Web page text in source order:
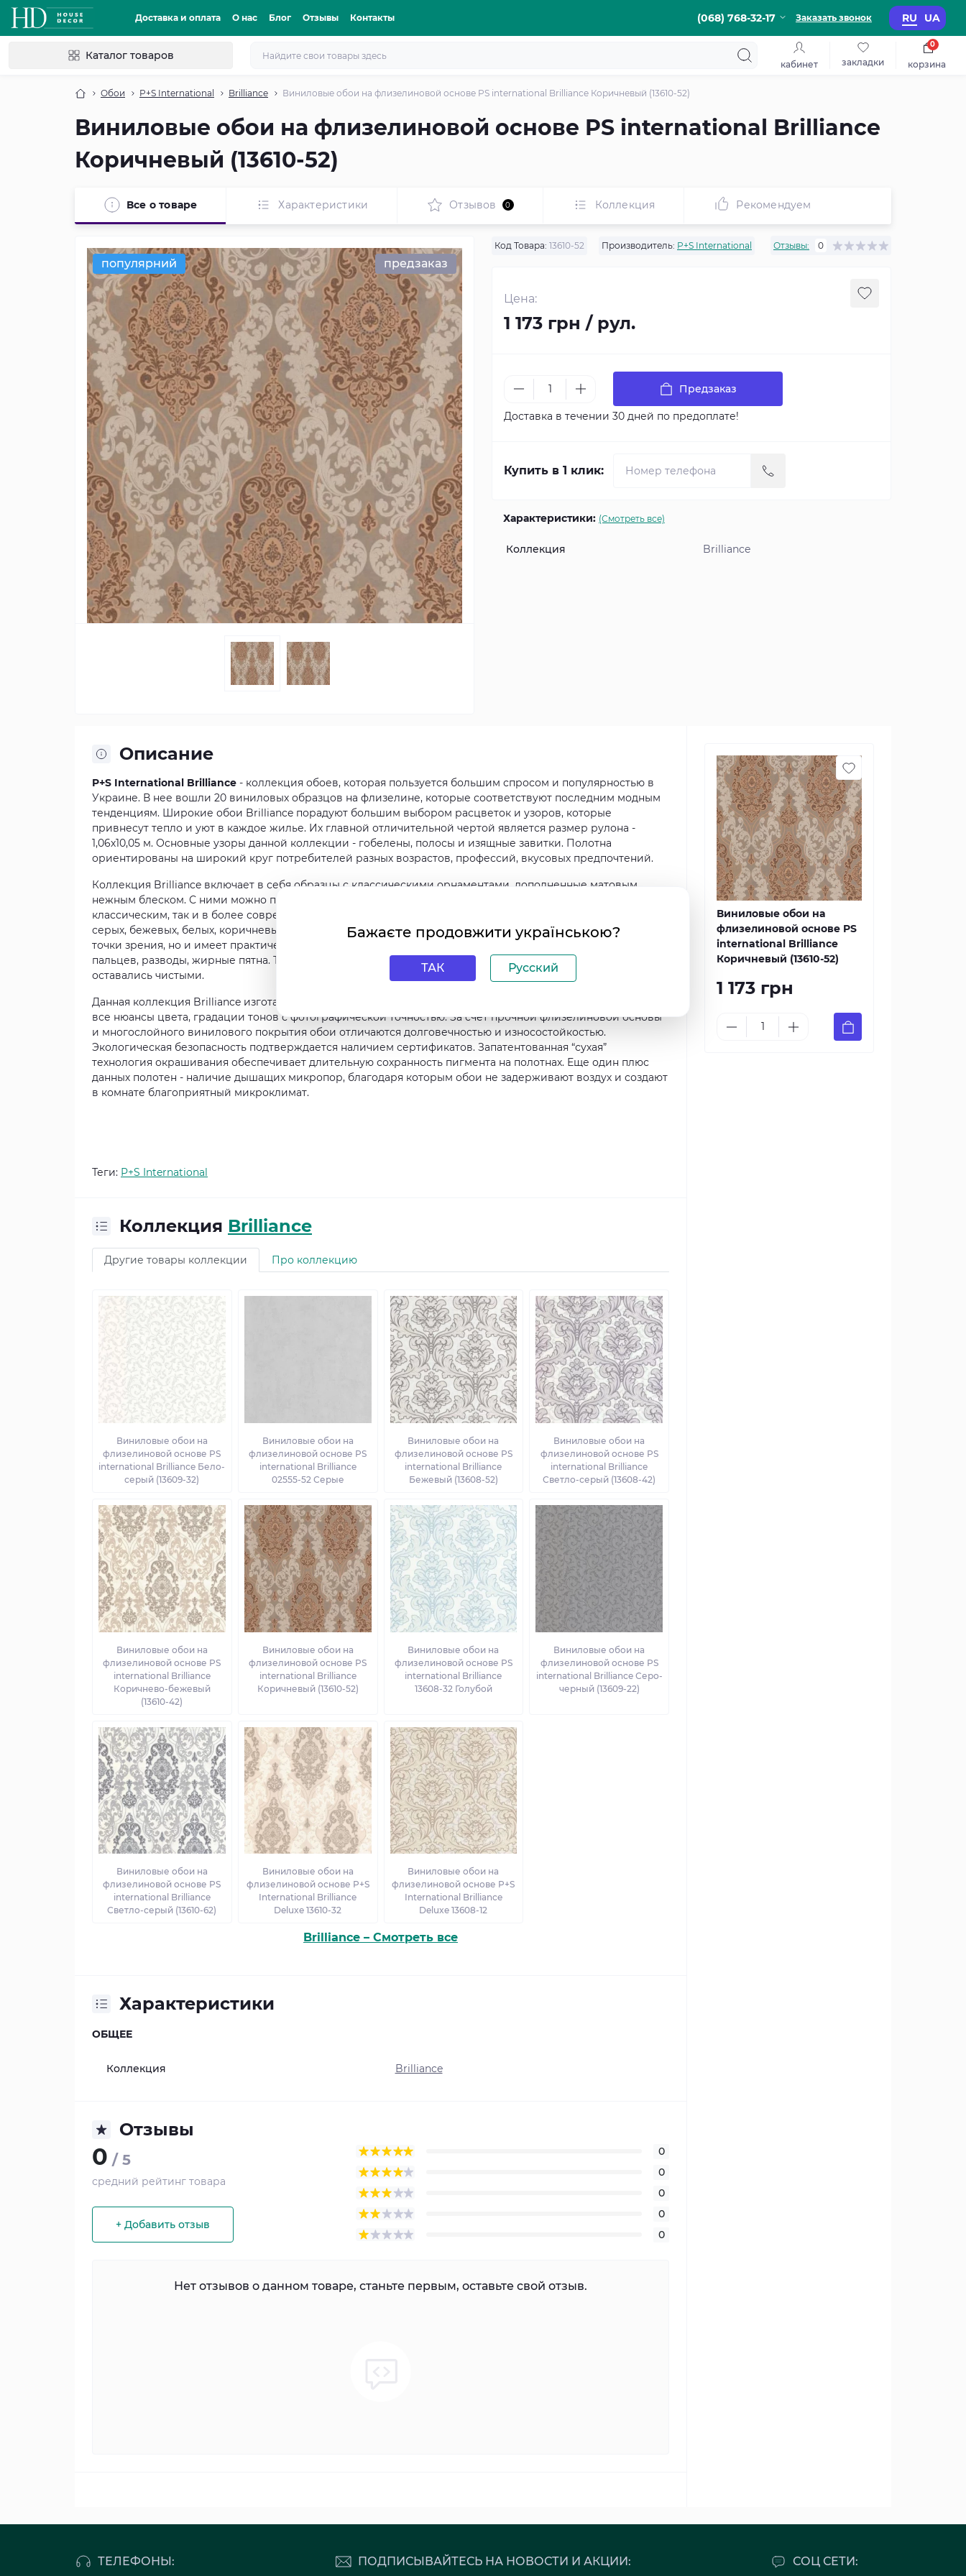
Доставка и оплата О нас Блог Отзывы Контакты (068) 768-32-17 Заказать звонок RU UA
Каталог товаров
кабинет закладки корзина
0
Обои P+S International Brilliance Виниловые обои на флизелиновой основе PS international Brilliance Коричневый (13610-52)
Виниловые обои на флизелиновой основе PS international Brilliance
Коричневый (13610-52)
Все о товаре Характеристики Отзывов 0 Коллекция Рекомендуем
популярний предзаказ
Код Товара: 13610-52 Производитель: P+S International Отзывы: 0
Цена:
1 173 грн / рул.
Предзаказ
Доставка в течении 30 дней по предоплате!
Купить в 1 клик:
Характеристики: (Смотреть все)
Коллекция Brilliance
Описание
P+S International Brilliance - коллекция обоев, которая пользуется большим спросом и популярностью в
Украине. В нее вошли 20 виниловых образцов на флизелине, которые соответствуют последним модным
тенденциям. Широкие обои Brilliance порадуют большим выбором расцветок и узоров, которые
привнесут тепло и уют в каждое жилье. Их главной отличительной чертой является размер рулона -
1,06х10,05 м. Основные узоры данной коллекции - гобелены, полосы и изящные завитки. Полотна
ориентированы на широкий круг потребителей разных возрастов, профессий, вкусовых предпочтений.
Коллекция Brilliance включает в себя образцы с классическими орнаментами, дополненные матовым
нежным блеском. С ними можно привнести особый шарм в гостиную, столовую, коридор, спальню как в
классическим, так и в более современном стиле. В цветовой палитре коллекции представлены оттенки
серых, бежевых, белых, коричневых цветов. Матовая отделка узоров не только приятная с эстетической
точки зрения, но и имеет практическое значение, ведь на такой поверхности не остаются отпечатки
пальцев, разводы, жирные пятна. Такие обои можно мыть моющими средствами, чтобы они всегда
оставались чистыми.
Данная коллекция Brilliance изготавливается методом глубокой трафаретной печати, которая передает
все нюансы цвета, градации тонов с фотографической точностью. За счет прочной флизелиновой основы
и многослойного винилового покрытия обои отличаются долговечностью и износостойкостью.
Экологическая безопасность подтверждается наличием сертификатов. Запатентованная “сухая”
технология окрашивания обеспечивает длительную сохранность пигмента на полотнах. Еще один плюс
данных полотен - наличие дышащих микропор, благодаря которым обои не задерживают воздух и создают
в комнате благоприятный микроклимат.
Теги: P+S International
Коллекция Brilliance
Другие товары коллекции Про коллекцию
Виниловые обои на
флизелиновой основе PS
international Brilliance Бело-
серый (13609-32)
Виниловые обои на
флизелиновой основе PS
international Brilliance
02555-52 Серые
Виниловые обои на
флизелиновой основе PS
international Brilliance
Бежевый (13608-52)
Виниловые обои на
флизелиновой основе PS
international Brilliance
Светло-серый (13608-42)
Виниловые обои на
флизелиновой основе PS
international Brilliance
Коричнево-бежевый
(13610-42)
Виниловые обои на
флизелиновой основе PS
international Brilliance
Коричневый (13610-52)
Виниловые обои на
флизелиновой основе PS
international Brilliance
13608-32 Голубой
Виниловые обои на
флизелиновой основе PS
international Brilliance Серо-
черный (13609-22)
Виниловые обои на
флизелиновой основе PS
international Brilliance
Светло-серый (13610-62)
Виниловые обои на
флизелиновой основе P+S
International Brilliance
Deluxe 13610-32
Виниловые обои на
флизелиновой основе P+S
International Brilliance
Deluxe 13608-12
Brilliance – Смотреть все
Характеристики
ОБЩЕЕ
Коллекция Brilliance
Отзывы
0 / 5
средний рейтинг товара
+ Добавить отзыв
0
0
0
0
0
Нет отзывов о данном товаре, станьте первым, оставьте свой отзыв.
Виниловые обои на
флизелиновой основе PS
international Brilliance
Коричневый (13610-52)
1 173 грн
ТЕЛЕФОНЫ: СОЦ СЕТИ:
ПОДПИСЫВАЙТЕСЬ НА НОВОСТИ И АКЦИИ:
Бажаєте продовжити українською?
ТАК Русский